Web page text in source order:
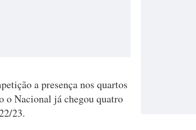
a presença nos quartos
o Nacional já chegou quatro
23.